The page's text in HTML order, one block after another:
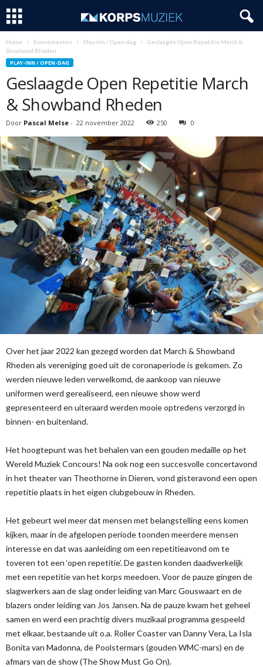
Home Evenementen Play-Inn / Open-dag
Geslaagde Open Repetitie March &
Showband Rheden
PLAY-INN / OPEN-DAG
Geslaagde Open Repetitie March
& Showband Rheden
Door Pascal Melse - 22 november 2022 250 0
Over het jaar 2022 kan gezegd worden dat March & Showband
Rheden als vereniging goed uit de coronaperiode is gekomen. Zo
werden nieuwe leden verwelkomd, de aankoop van nieuwe
uniformen werd gerealiseerd, een nieuwe show werd
gepresenteerd en uiteraard werden mooie optredens verzorgd in
binnen- en buitenland.
Het hoogtepunt was het behalen van een gouden medaille op het
Wereld Muziek Concours! Na ook nog een succesvolle concertavond
in het theater van Theothorne in Dieren, vond gisteravond een open
repetitie plaats in het eigen clubgebouw in Rheden.
Het gebeurt wel meer dat mensen met belangstelling eens komen
kijken, maar in de afgelopen periode toonden meerdere mensen
interesse en dat was aanleiding om een repetitieavond om te
toveren tot een ‘open repetitie’. De gasten konden daadwerkelijk
met een repetitie van het korps meedoen. Voor de pauze gingen de
slagwerkers aan de slag onder leiding van Marc Gouswaart en de
blazers onder leiding van Jos Jansen. Na de pauze kwam het geheel
samen en werd een prachtig divers muzikaal programma gespeeld
met elkaar, bestaande uit o.a. Roller Coaster van Danny Vera, La Isla
Bonita van Madonna, de Poolstermars (gouden WMC-mars) en de
afmars van de show (The Show Must Go On).